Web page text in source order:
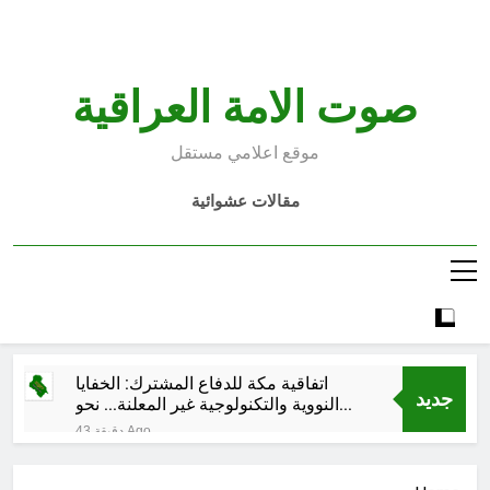
صوت الامة العراقية
موقع اعلامي مستقل
مقالات عشوائية
جديد
اتفاقية مكة للدفاع المشترك: الخفايا
النووية والتكنولوجية غير المعلنة… نحو
هندسة ردع جديدة في الشرق الأوسط ؟
43 دقيقة Ago